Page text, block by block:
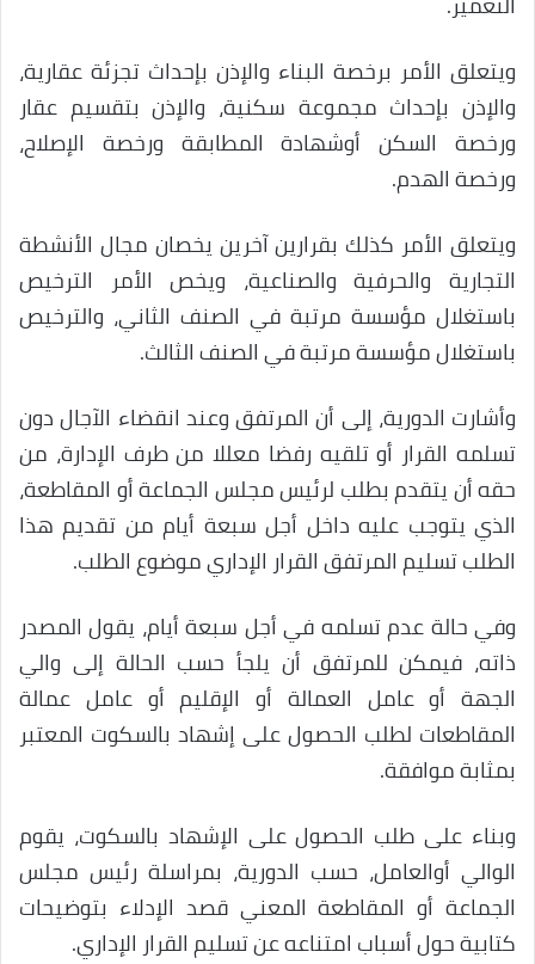
ويتعلق الأمر برخصة البناء والإذن بإحداث تجزئة عقارية،
والإذن بإحداث مجموعة سكنية، والإذن بتقسيم عقار
ورخصة السكن أوشهادة المطابقة ورخصة الإصلاح،
ورخصة الهدم.
ويتعلق الأمر كذلك بقرارين آخرين يخصان مجال الأنشطة
التجارية والحرفية والصناعية، ويخص الأمر الترخيص
باستغلال مؤسسة مرتبة في الصنف الثاني، والترخيص
باستغلال مؤسسة مرتبة في الصنف الثالث.
وأشارت الدورية، إلى أن المرتفق وعند انقضاء الآجال دون
تسلمه القرار أو تلقيه رفضا معللا من طرف الإدارة، من
حقه أن يتقدم بطلب لرئيس مجلس الجماعة أو المقاطعة،
الذي يتوجب عليه داخل أجل سبعة أيام من تقديم هذا
الطلب تسليم المرتفق القرار الإداري موضوع الطلب.
وفي حالة عدم تسلمه في أجل سبعة أيام، يقول المصدر
ذاته، فيمكن للمرتفق أن يلجأ حسب الحالة إلى والي
الجهة أو عامل العمالة أو الإقليم أو عامل عمالة
المقاطعات لطلب الحصول على إشهاد بالسكوت المعتبر
بمثابة موافقة.
وبناء على طلب الحصول على الإشهاد بالسكوت، يقوم
الوالي أوالعامل، حسب الدورية، بمراسلة رئيس مجلس
الجماعة أو المقاطعة المعني قصد الإدلاء بتوضيحات
كتابية حول أسباب امتناعه عن تسليم القرار الإداري.